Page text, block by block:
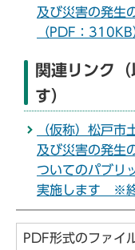
及び災害の発生
（PDF：310KB
関連リンク
す）
（仮称）松戸市
及び災害の発生
ついてのパブリ
実施します ※
PDF形式のファ